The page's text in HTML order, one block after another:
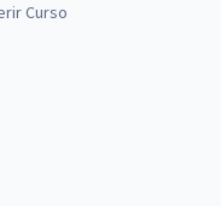
Curso